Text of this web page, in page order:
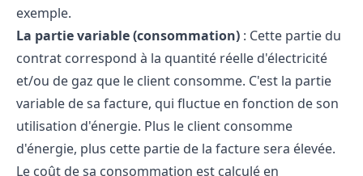
exemple.
La partie variable (consommation) : Cette partie du
contrat correspond à la quantité réelle d'électricité
et/ou de gaz que le client consomme. C'est la partie
variable de sa facture, qui fluctue en fonction de son
utilisation d'énergie. Plus le client consomme
d'énergie, plus cette partie de la facture sera élevée.
Le coût de sa consommation est calculé en